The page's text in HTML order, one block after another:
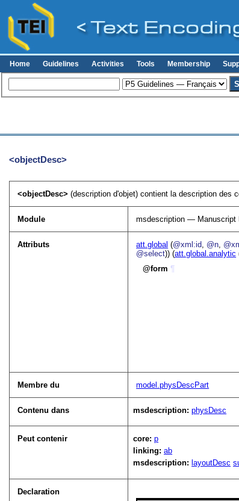
Home Guidelines Activities Tools Membership
<objectDesc>
<objectDesc>(description d'objet) contient la description des
Module msdescription — Manuscript
Attributs att.global (@xml:id @n
@select)) (att.global.analytic
form ¶
Membre du model.physDescPart
Contenu dans msdescription:physDesc
Peut contenir core:p
linking:ab
msdescription: layoutDesc
Declaration